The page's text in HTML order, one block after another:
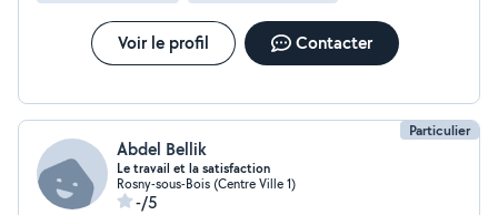
Voir le profil Contacter
Particulier
Abdel Bellik
Le travail et la satisfaction
Rosny-sous-Bois (Centre Ville 1)
-/5